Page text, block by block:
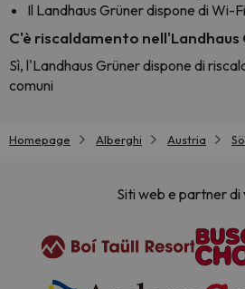
Il Landhaus Grüner dispone di Wi-
C'è riscaldamento nell'Landhaus
Sì, l'Landhaus Grüner dispone di
comuni
Homepage Alberghi Austria
Siti web e partner di